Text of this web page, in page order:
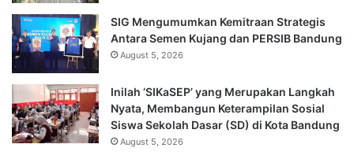
SIG Mengumumkan Kemitraan Strategis
Antara Semen Kujang dan PERSIB Bandung
August 5, 2026
Inilah ‘SIKaSEP’ yang Merupakan Langkah
Nyata, Membangun Keterampilan Sosial
Siswa Sekolah Dasar (SD) di Kota Bandung
August 5, 2026